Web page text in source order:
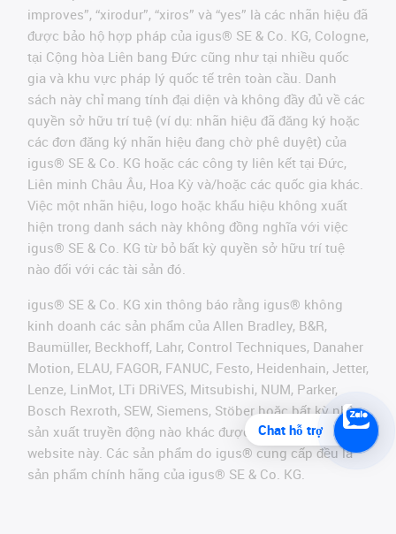
improves”, “xirodur”, “xiros” và “yes” là các nhãn hiệu đã
được bảo hộ hợp pháp của igus® SE & Co. KG, Cologne,
tại Cộng hòa Liên bang Đức cũng như tại nhiều quốc
gia và khu vực pháp lý quốc tế trên toàn cầu. Danh
sách này chỉ mang tính đại diện và không đầy đủ về các
quyền sở hữu trí tuệ (ví dụ: nhãn hiệu đã đăng ký hoặc
các đơn đăng ký nhãn hiệu đang chờ phê duyệt) của
igus® SE & Co. KG hoặc các công ty liên kết tại Đức,
Liên minh Châu Âu, Hoa Kỳ và/hoặc các quốc gia khác.
Việc một nhãn hiệu, logo hoặc khẩu hiệu không xuất
hiện trong danh sách này không đồng nghĩa với việc
igus® SE & Co. KG từ bỏ bất kỳ quyền sở hữu trí tuệ
nào đối với các tài sản đó.
igus® SE & Co. KG xin thông báo rằng igus® không
kinh doanh các sản phẩm của Allen Bradley, B&R,
Baumüller, Beckhoff, Lahr, Control Techniques, Danaher
Motion, ELAU, FAGOR, FANUC, Festo, Heidenhain, Jetter,
Lenze, LinMot, LTi DRiVES, Mitsubishi, NUM, Parker,
Bosch Rexroth, SEW, Siemens, Stöber hoặc bất kỳ nhà
sản xuất truyền động nào khác được đề cập trên
website này. Các sản phẩm do igus® cung cấp đều là
sản phẩm chính hãng của igus® SE & Co. KG.
Chat hỗ trợ